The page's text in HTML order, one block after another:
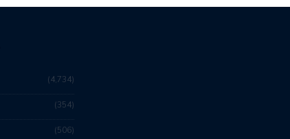
4,734
354
506